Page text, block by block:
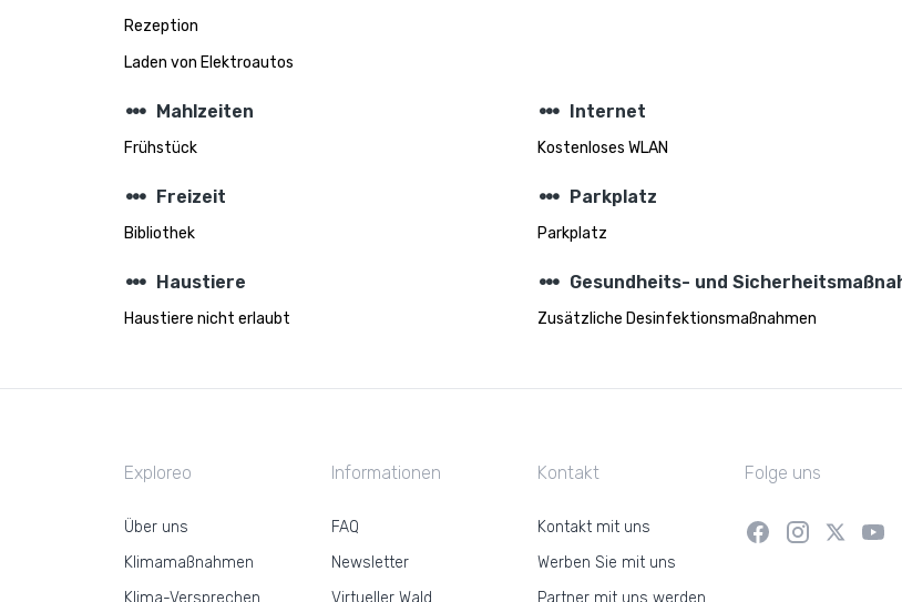
Rezeption
Laden von Elektroautos
steppers Mahlzeiten
Frühstück
steppers Internet
Kostenloses WLAN
steppers Freizeit
Bibliothek
steppers Parkplatz
Parkplatz
steppers Haustiere
Haustiere nicht erlaubt
steppers Gesundheits- und
Zusätzliche Desinfektionsmaßnahmen
Exploreo
Über uns
Klimamaßnahmen
Klima-Versprechen
Informationen
FAQ
Newsletter
Virtueller Wald
Kontakt
Kontakt mit uns
Werben Sie mit uns
Partner mit uns werden
Folge uns